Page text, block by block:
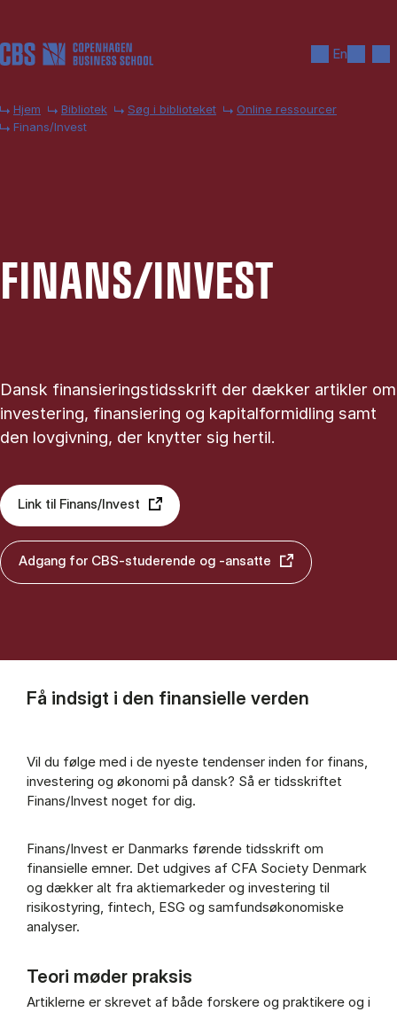
En
Hjem Bibliotek Søg i biblioteket
Online ressourcer
Finans/Invest
FI­NANS/IN­VEST
Dansk finansieringstidsskrift der dækker artikler om
investering, finansiering og kapitalformidling samt
den lovgivning, der knytter sig hertil.
Link til Finans/Invest
Adgang for CBS-studerende og -ansatte
Få indsigt i den finansielle verden
Vil du følge med i de nyeste tendenser inden for finans,
investering og økonomi på dansk? Så er tidsskriftet
Finans/Invest noget for dig.
Finans/Invest er Danmarks førende tidsskrift om
finansielle emner. Det udgives af CFA Society Denmark
og dækker alt fra aktiemarkeder og investering til
risikostyring, fintech, ESG og samfundsøkonomiske
analyser.
Teori møder praksis
Artiklerne er skrevet af både forskere og praktikere og i